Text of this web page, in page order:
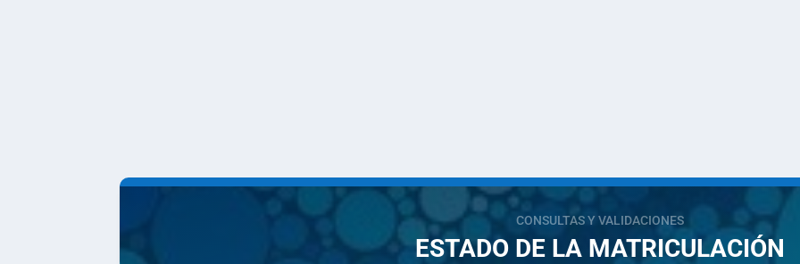
CONSULTAS Y VALIDACIONES
ESTADO DE LA MATRICULACIÓN